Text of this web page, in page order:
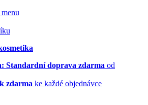
Standardní doprava zdarma od
zdarma ke každé objednávce